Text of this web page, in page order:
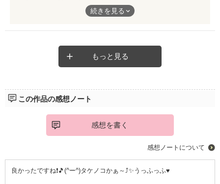
そんなことを思ってしまうくらい、タケノコ堀が魅力的に描かれ
ています。そして少しずつ深まっていく、二人の交流。
続きを見る
もっと見る
この作品の感想ノート
感想を書く
感想ノートについて
良かったですね❗🎵(^ー^)タケノコかぁ～⤴️✨うっふっふ♥️